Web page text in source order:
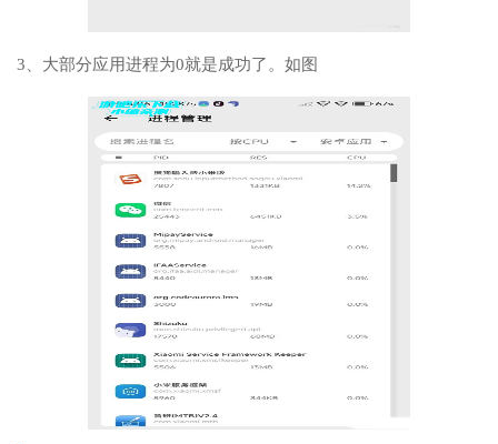
3、大部分应用进程为0就是成功了。如图